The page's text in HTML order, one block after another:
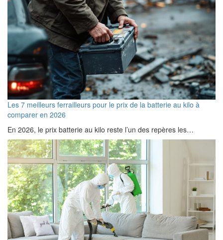
Les 7 meilleurs ferrailleurs pour le prix de la batterie au kilo à
comparer en 2026
En 2026, le prix batterie au kilo reste l’un des repères les…